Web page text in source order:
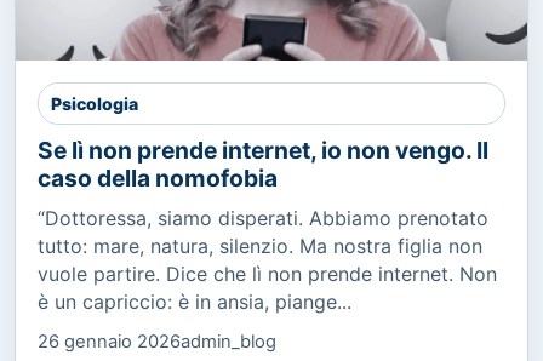
Psicologia
Se lì non prende internet, io non vengo. Il
caso della nomofobia
“Dottoressa, siamo disperati. Abbiamo prenotato
tutto: mare, natura, silenzio. Ma nostra figlia non
vuole partire. Dice che lì non prende internet. Non
è un capriccio: è in ansia, piange...
26 gennaio 2026admin_blog